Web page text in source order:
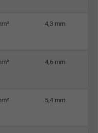
4,3 mm
4,6 mm
5,4 mm